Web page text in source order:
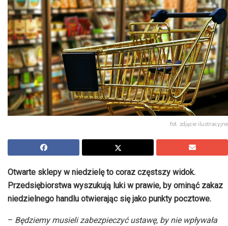
fot. zdjęcie ilustracyjne
Otwarte sklepy w niedzielę to coraz częstszy widok.
Przedsiębiorstwa wyszukują luki w prawie, by ominąć zakaz
niedzielnego handlu otwierając się jako punkty pocztowe.
– Będziemy musieli zabezpieczyć ustawę, by nie wpływała